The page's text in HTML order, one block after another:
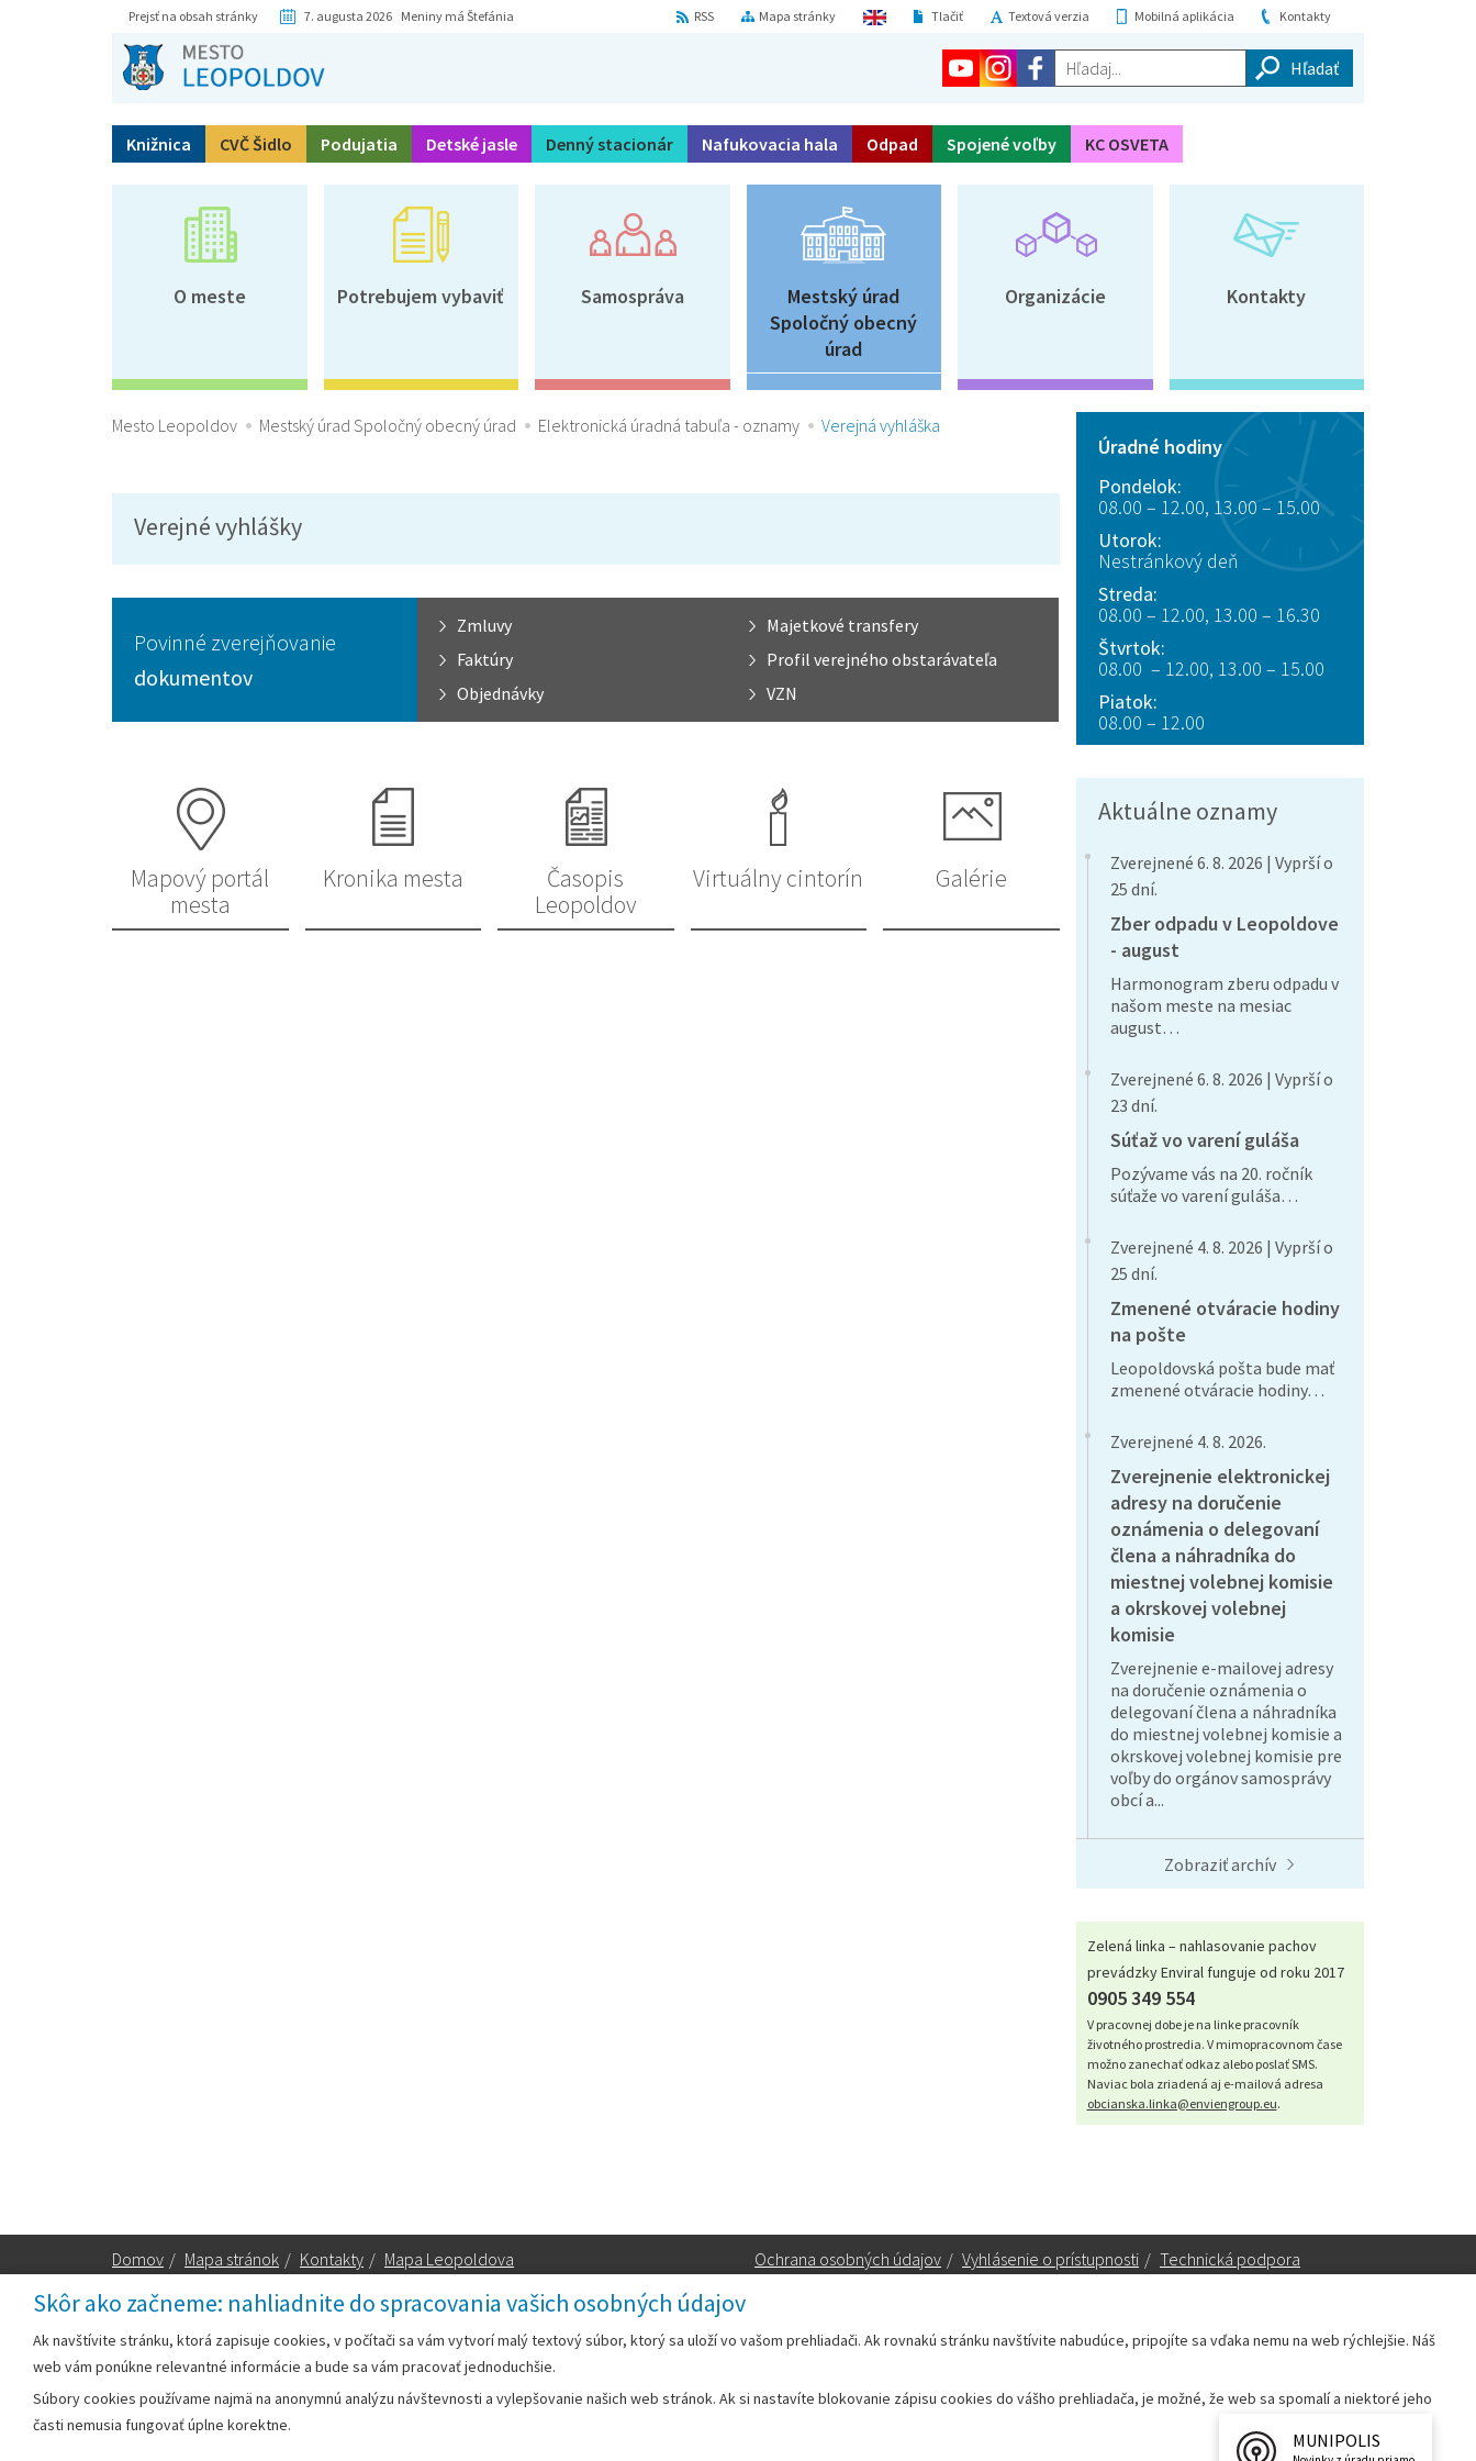
Skôr ako začneme: nahliadnite do spracovania vašich osobných údajov
Ak navštívite stránku, ktorá zapisuje cookies, v počítači sa vám vytvorí malý textový súbor, ktorý sa uloží vo vašom prehliadači. Ak rovnakú stránku navštívite nabudúce, pripojíte sa vďaka nemu na web rýchlejšie. Náš
web vám ponúkne relevantné informácie a bude sa vám pracovať jednoduchšie.
Súbory cookies používame najmä na anonymnú analýzu návštevnosti a vylepšovanie našich web stránok. Ak si nastavíte blokovanie zápisu cookies do vášho prehliadača, je možné, že web sa spomalí a niektoré jeho
časti nemusia fungovať úplne korektne.
Prejsť na obsah stránky 7. augusta 2026 Meniny má Štefánia Kontakty
Mobilná aplikácia
Textová verzia
Tlačiť
Mapa stránky
RSS
Hľadaj...
Knižnica CVČ Šidlo Podujatia Detské jasle Denný stacionár Nafukovacia hala Odpad Spojené voľby KC OSVETA
O meste Potrebujem vybaviť Samospráva
Mestský úrad
Spoločný obecný
úrad
Organizácie Kontakty
Mesto Leopoldov Mestský úrad Spoločný obecný úrad Elektronická úradná tabuľa - oznamy Verejná vyhláška
Verejné vyhlášky
Povinné zverejňovanie
dokumentov
Zmluvy
Majetkové transfery
Faktúry
Profil verejného obstarávateľa
Objednávky
VZN
Mapový portál
mesta
Kronika mesta
Časopis
Leopoldov
Virtuálny cintorín Galérie
Úradné hodiny
Pondelok:
08.00 – 12.00, 13.00 – 15.00
Utorok:
Nestránkový deň
Streda:
08.00 – 12.00, 13.00 – 16.30
Štvrtok:
08.00 – 12.00, 13.00 – 15.00
Piatok:
08.00 – 12.00
Aktuálne oznamy
Zverejnené 6. 8. 2026 | Vyprší o
25 dní.
Zber odpadu v Leopoldove
- august
Harmonogram zberu odpadu v
našom meste na mesiac
august…
Zverejnené 6. 8. 2026 | Vyprší o
23 dní.
Súťaž vo varení guláša
Pozývame vás na 20. ročník
súťaže vo varení guláša…
Zverejnené 4. 8. 2026 | Vyprší o
25 dní.
Zmenené otváracie hodiny
na pošte
Leopoldovská pošta bude mať
zmenené otváracie hodiny…
Zverejnené 4. 8. 2026.
Zverejnenie elektronickej
adresy na doručenie
oznámenia o delegovaní
člena a náhradníka do
miestnej volebnej komisie
a okrskovej volebnej
komisie
Zverejnenie e-mailovej adresy
na doručenie oznámenia o
delegovaní člena a náhradníka
do miestnej volebnej komisie a
okrskovej volebnej komisie pre
voľby do orgánov samosprávy
obcí a...
Zobraziť archív
Zelená linka – nahlasovanie pachov
prevádzky Enviral funguje od roku 2017
0905 349 554
V pracovnej dobe je na linke pracovník
životného prostredia. V mimopracovnom čase
možno zanechať odkaz alebo poslať SMS.
Naviac bola zriadená aj e-mailová adresa
obcianska.linka@enviengroup.eu.
Domov / Mapa stránok / Kontakty / Mapa Leopoldova Ochrana osobných údajov / Vyhlásenie o prístupnosti / Technická podpora
Mestský úrad Leopoldov
Hlohovská cesta 1818/2A
Email:mesto@leopoldov.sk
Primátorka:primatorka@leopoldov.sk
webmaster@leopoldov.sk
MUNIPOLIS